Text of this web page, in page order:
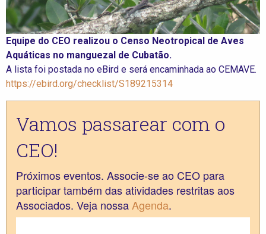
Equipe do CEO realizou o Censo Neotropical de Aves
Aquáticas no manguezal de Cubatão.
A lista foi postada no eBird e será encaminhada ao CEMAVE.
https://ebird.org/checklist/S189215314
Vamos passarear com o
CEO!
Próximos eventos. Associe-se ao CEO para
participar também das atividades restritas aos
Associados. Veja nossa Agenda.